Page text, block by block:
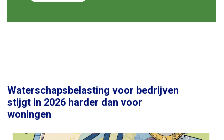
Waterschapsbelasting voor bedrijven
stijgt in 2026 harder dan voor
woningen